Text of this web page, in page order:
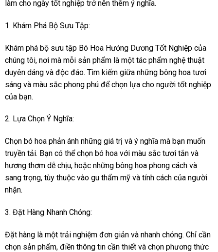
làm cho ngày tốt nghiệp trở nên thêm ý nghĩa.
1. Khám Phá Bộ Sưu Tập:
Khám phá bộ sưu tập Bó Hoa Hướng Dương Tốt Nghiệp của
chúng tôi, nơi mà mỗi sản phẩm là một tác phẩm nghệ thuật
duyên dáng và độc đáo. Tìm kiếm giữa những bông hoa tươi
sáng và màu sắc phong phú để chọn lựa cho người tốt nghiệp
của bạn.
2. Lựa Chọn Ý Nghĩa:
Chọn bó hoa phản ánh những giá trị và ý nghĩa mà bạn muốn
truyền tải. Bạn có thể chọn bó hoa với màu sắc tươi tắn và
hương thơm dễ chịu, hoặc những bông hoa phong cách và
sang trọng, tùy thuộc vào gu thẩm mỹ và tính cách của người
nhận.
3. Đặt Hàng Nhanh Chóng:
Đặt hàng là một trải nghiệm đơn giản và nhanh chóng. Chỉ cần
chọn sản phẩm, điền thông tin cần thiết và chọn phương thức